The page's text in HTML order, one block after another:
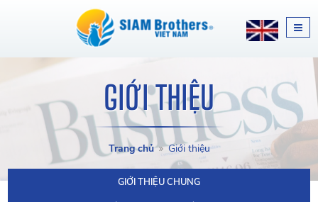
GIỚI THIỆU
Trang chủ Giới thiệu
GIỚI THIỆU CHUNG